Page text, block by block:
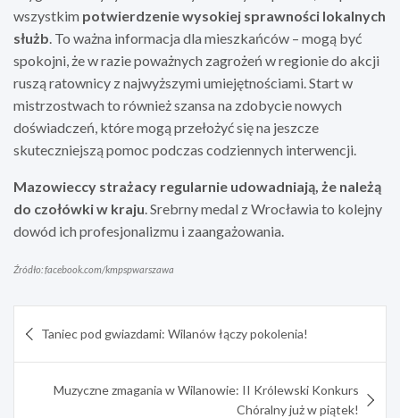
wszystkim potwierdzenie wysokiej sprawności lokalnych
służb. To ważna informacja dla mieszkańców – mogą być
spokojni, że w razie poważnych zagrożeń w regionie do akcji
ruszą ratownicy z najwyższymi umiejętnościami. Start w
mistrzostwach to również szansa na zdobycie nowych
doświadczeń, które mogą przełożyć się na jeszcze
skuteczniejszą pomoc podczas codziennych interwencji.
Mazowieccy strażacy regularnie udowadniają, że należą
do czołówki w kraju. Srebrny medal z Wrocławia to kolejny
dowód ich profesjonalizmu i zaangażowania.
Źródło: facebook.com/kmpspwarszawa
wpisu
Taniec pod gwiazdami: Wilanów łączy pokolenia!
Muzyczne zmagania w Wilanowie: II Królewski Konkurs
Chóralny już w piątek!